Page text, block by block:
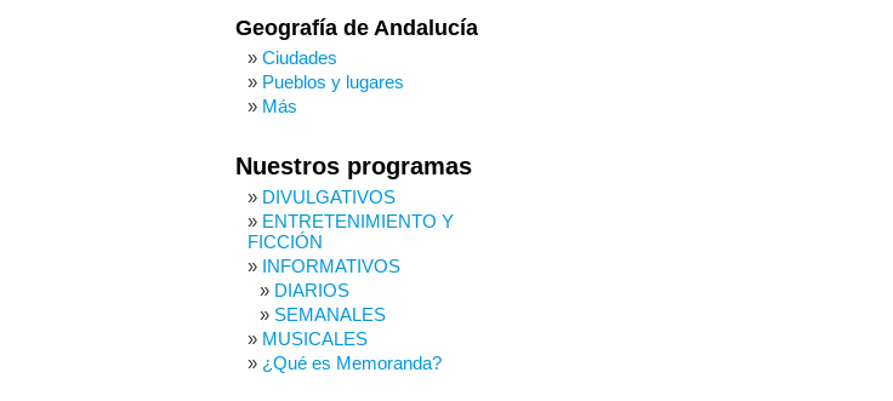
Geografía de Andalucía
Ciudades
Pueblos y lugares
Más
Nuestros programas
DIVULGATIVOS
ENTRETENIMIENTO Y
FICCIÓN
INFORMATIVOS
DIARIOS
SEMANALES
MUSICALES
¿Qué es Memoranda?